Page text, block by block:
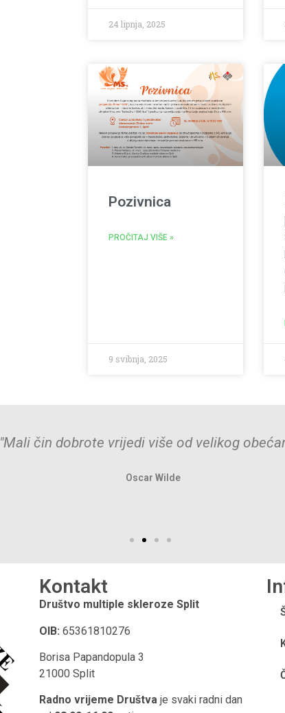
24 lipnja, 2025
Pozivnica
PROČITAJ VIŠE »
9 svibnja, 2025
"Mali čin dobrote vrijedi više od velikog
Oscar Wilde
Kontakt
Društvo multiple skleroze Split
OIB: 65361810276
Borisa Papandopula 3
21000 Split
Radno vrijeme Društva je svaki radni dan